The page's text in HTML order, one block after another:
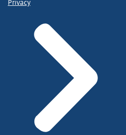
Privacy